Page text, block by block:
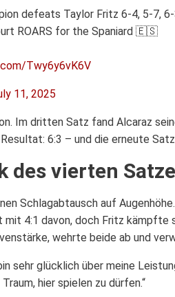
defeats Taylor Fritz 6-4, 5-7,
ROARS for the Spaniard 🇪🇸
Twy6y6vK6V
11, 2025
Im dritten Satz fand Alcaraz
6:3 – und die erneute
des vierten
Schlagabtausch auf
4:1 davon, doch Fritz
wehrte beide ab und
sehr glücklich über meine
hier spielen zu dürfen.“